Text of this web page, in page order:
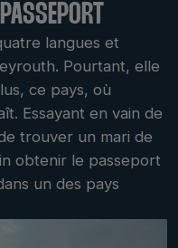
langues et
Pourtant, elle
ce pays, où
Essayant en vain de
trouver un mari de
obtenir le passeport
un des pays